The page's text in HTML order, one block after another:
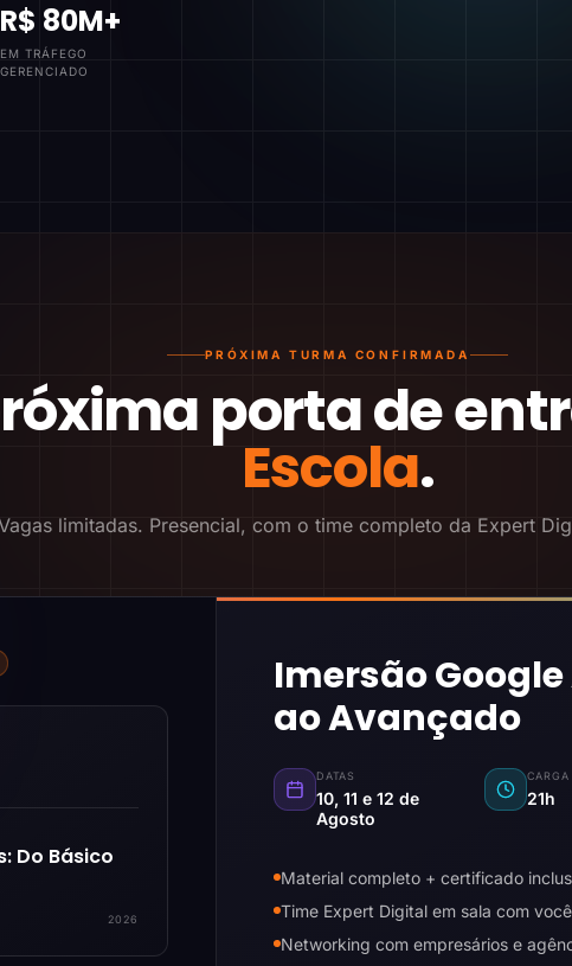
R$ 80M+
EM TRÁFEGO
GERENCIADO
PRÓXIMA TURMA CONFIRMADA
porta de
Escola.
limitadas. Presencial, com o time completo da Expert
Do Básico
2026
Imersão Google
ao Avançado
DATAS
10, 11 e 12 de
Agosto
CARGA
21h
Material completo + certificado
Time Expert Digital em sala com você
Networking com empresários e